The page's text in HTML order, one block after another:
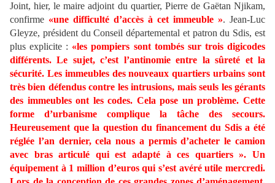
Joint, hier, le maire adjoint du quartier, Pierre de Gaëtan Njikam,
confirme «une difficulté d’accès à cet immeuble ». Jean-Luc
Gleyze, président du Conseil départemental et patron du Sdis, est
plus explicite : «les pompiers sont tombés sur trois digicodes
différents. Le sujet, c’est l’antinomie entre la sûreté et la
sécurité. Les immeubles des nouveaux quartiers urbains sont
très bien défendus contre les intrusions, mais seuls les gérants
des immeubles ont les codes. Cela pose un problème. Cette
forme d’urbanisme complique la tâche des secours.
Heureusement que la question du financement du Sdis a été
réglée l’an dernier, cela nous a permis d’acheter le camion
avec bras articulé qui est adapté à ces quartiers ». Un
équipement à 1 million d’euros qui s’est avéré utile mercredi.